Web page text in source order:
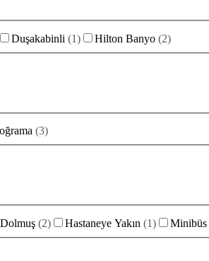
Duşakabinli (1) Hilton Banyo (2)
(3)
Dolmuş (2) Hastaneye Yakın (1) Minibüs